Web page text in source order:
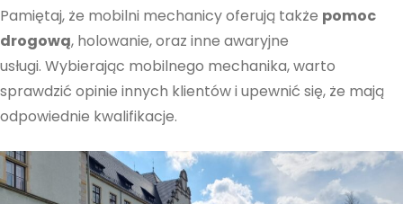
Pamiętaj, że mobilni mechanicy oferują także pomoc
drogową, holowanie, oraz inne awaryjne
usługi. Wybierając mobilnego mechanika, warto
sprawdzić opinie innych klientów i upewnić się, że mają
odpowiednie kwalifikacje.